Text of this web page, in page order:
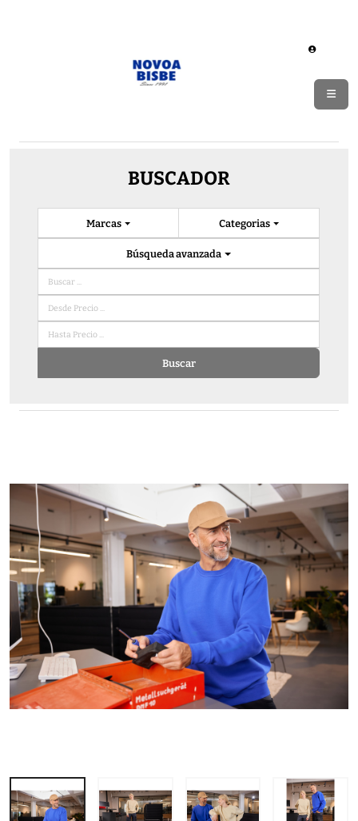
BUSCADOR
Categorias
Marcas
Búsqueda avanzada
Buscar